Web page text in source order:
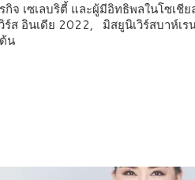
เซเลบริตี้ และผู้มีอิทธิพลในโซเ
ส อินเดีย 2022, มิสยูนิเวิร์สบาห์
น